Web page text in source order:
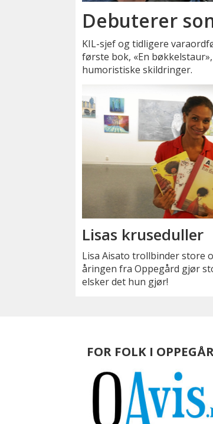
Debuterer
KIL-sjef og tidligere
første bok, «En
humoristiske skildringer.
Lisas kruseduller
Lisa Aisato trollbinder store
åringen fra Oppegård gjør
elsker det hun gjør!
FOR FOLK I